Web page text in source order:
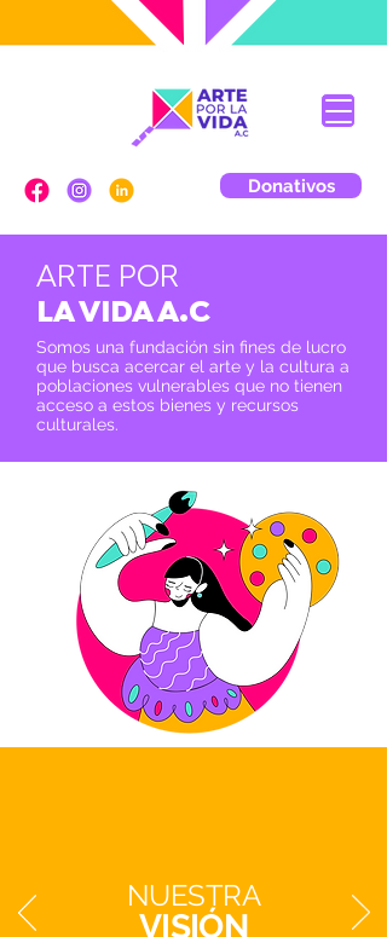
Donativos
Somos una fundación sin fines de lucro
que busca acercar el arte y la cultura a
poblaciones vulnerables que no tienen
acceso a estos bienes y recursos
culturales.
ARTE POR
LA VIDA A.C
NUESTRA
VISIÓN